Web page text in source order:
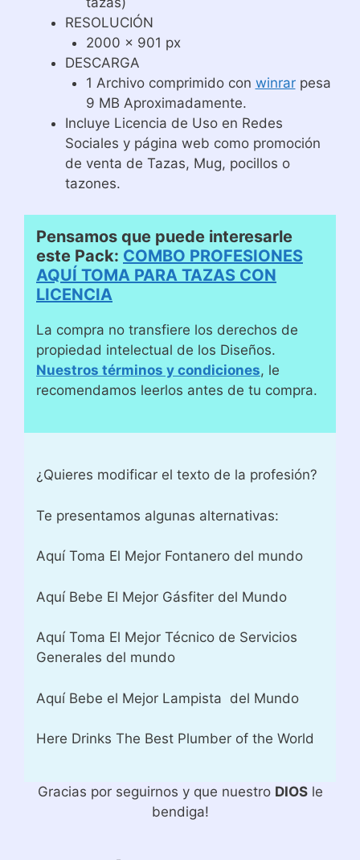
RESOLUCIÓN
2000 x 901 px
DESCARGA
1 Archivo comprimido con winrarpesa
9 MB Aproximadamente.
Incluye Licencia de Uso en Redes
Sociales y página web como promoción
de venta de Tazas, Mug, pocillos o
tazones.
Pensamos que puede interesarle
este Pack: COMBO PROFESIONES
AQUÍ TOMA PARA TAZAS CON
LICENCIA
La compra no transfiere los derechos de
propiedad intelectual de los Diseños.
Nuestros términos y condiciones, le
recomendamos leerlos antes de tu compra.
¿Quieres modificar el texto de la profesión?
Te presentamos algunas alternativas:
Aquí Toma El Mejor Fontanero del mundo
Aquí Bebe El Mejor Gásfiter del Mundo
Aquí Toma El Mejor Técnico de Servicios
Generales del mundo
Aquí Bebe el Mejor Lampista del Mundo
Here Drinks The Best Plumber of the World
Gracias por seguirnos y que nuestro DIOSle
bendiga!